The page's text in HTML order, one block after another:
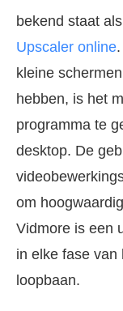
bekend staat als
Upscaler online
kleine
hebben, is het
programma te
desktop. De
om
Vidmore is een
in elke fase van
loopbaan.